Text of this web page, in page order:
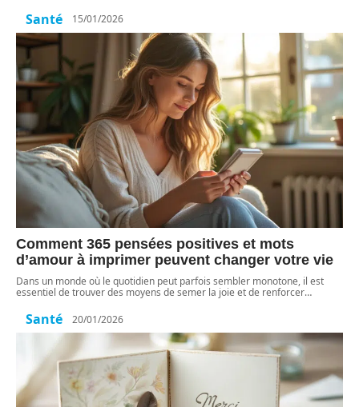
Santé 15/01/2026
Comment 365 pensées positives et mots
d’amour à imprimer peuvent changer votre vie
Dans un monde où le quotidien peut parfois sembler monotone, il est
essentiel de trouver des moyens de semer la joie et de renforcer…
Santé 20/01/2026